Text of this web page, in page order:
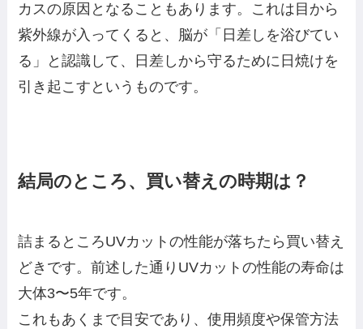
カスの原因となることもあります。これは目から
紫外線が入ってくると、脳が「日差しを浴びてい
る」と認識して、日差しから守るために日焼けを
引き起こすというものです。
結局のところ、買い替えの時期は？
詰まるところUVカットの性能が落ちたら買い替え
どきです。前述した通りUVカットの性能の寿命は
大体3〜5年です。
これもあくまで目安であり、使用頻度や保管方法